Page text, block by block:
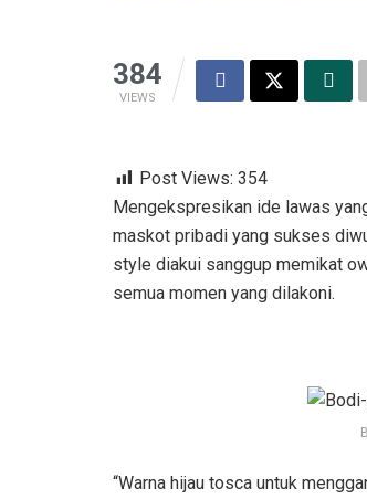
384
VIEWS
Post Views: 354
Mengekspresikan ide lawas
maskot pribadi yang sukses
style diakui sanggup memikat
semua momen yang dilakoni.
“Warna hijau tosca untuk